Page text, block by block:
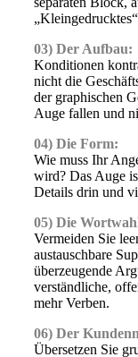
03) Der Aufbau:
Konditionen
nicht die
der graphischen
Auge fallen und
04) Die Form:
Wie muss Ihr
wird? Das Auge
Details drin und
05) Die
Vermeiden Sie
austauschbare
überzeugende
verständliche,
mehr Verben.
06) Der
Übersetzen Sie